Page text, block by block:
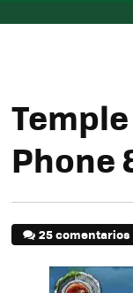
Phone
25 comentarios